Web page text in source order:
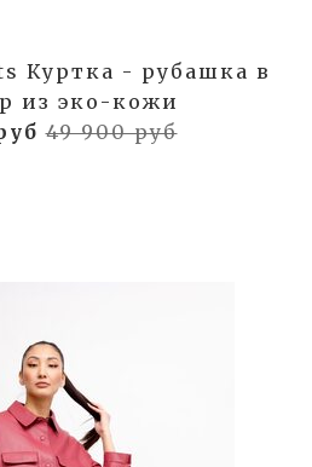
Куртка - рубашка в
из эко-кожи
49 900 руб